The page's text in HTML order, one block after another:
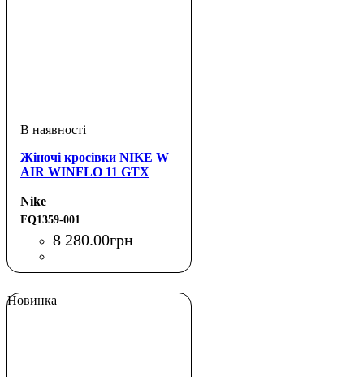
Жіночі кросівки NIKE W
AIR WINFLO 11 GTX
Nike
FQ1359-001
8 280.00грн
Новинка